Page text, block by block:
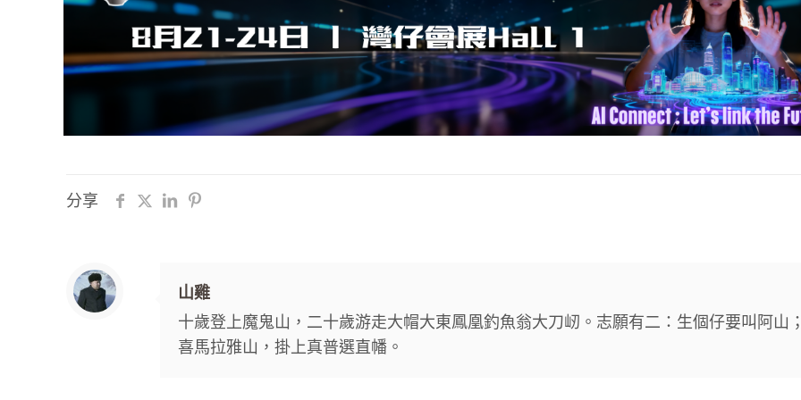
分享
山雞
十歲登上魔鬼山，二十歲游走大帽大東鳳凰釣魚翁大刀屻。志願有二：生個仔要叫阿山
喜馬拉雅山，掛上真普選直幡。